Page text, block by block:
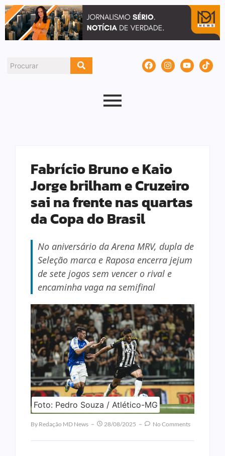
Fabrício Bruno e Kaio
Jorge brilham e Cruzeiro
sai na frente nas quartas
da Copa do Brasil
No aniversário da Arena MRV, dupla de
Seleção marca e Raposa encerra jejum
de sete jogos sem vencer o rival e
encaminha vaga na semifinal
Foto: Pedro Souza / Atlético-MG
By Redação MD News 28/08/2025 No Comments